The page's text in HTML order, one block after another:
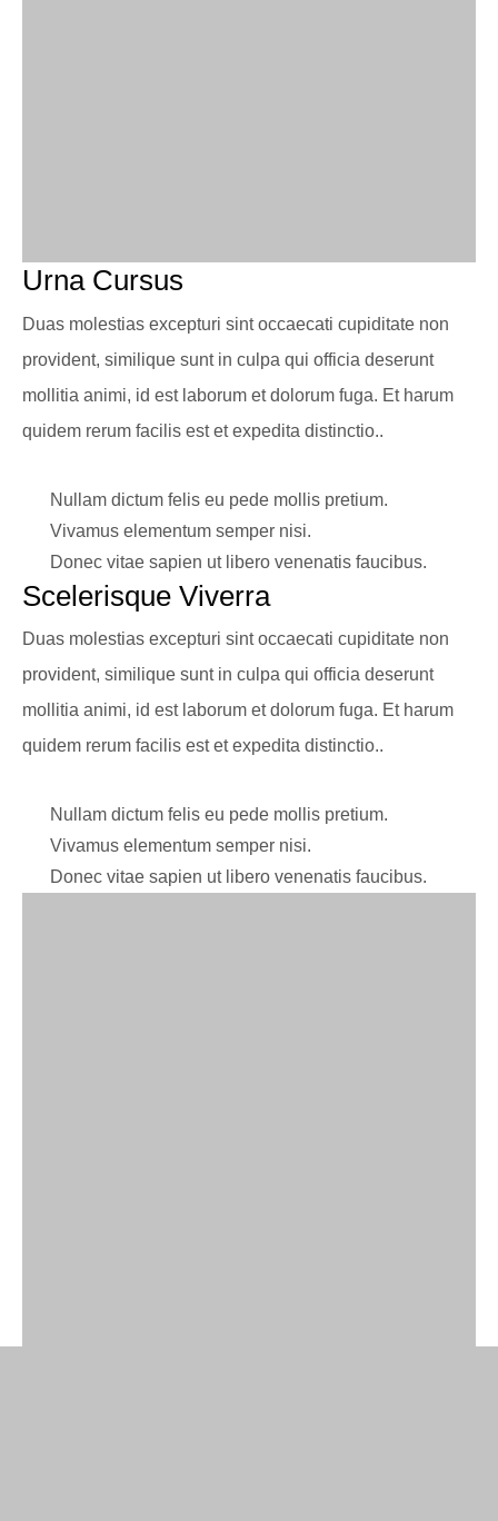
Urna Cursus
Duas molestias excepturi sint occaecati cupiditate non
provident, similique sunt in culpa qui officia deserunt
mollitia animi, id est laborum et dolorum fuga. Et harum
quidem rerum facilis est et expedita distinctio..
Nullam dictum felis eu pede mollis pretium.
Vivamus elementum semper nisi.
Donec vitae sapien ut libero venenatis faucibus.
Scelerisque Viverra
Duas molestias excepturi sint occaecati cupiditate non
provident, similique sunt in culpa qui officia deserunt
mollitia animi, id est laborum et dolorum fuga. Et harum
quidem rerum facilis est et expedita distinctio..
Nullam dictum felis eu pede mollis pretium.
Vivamus elementum semper nisi.
Donec vitae sapien ut libero venenatis faucibus.